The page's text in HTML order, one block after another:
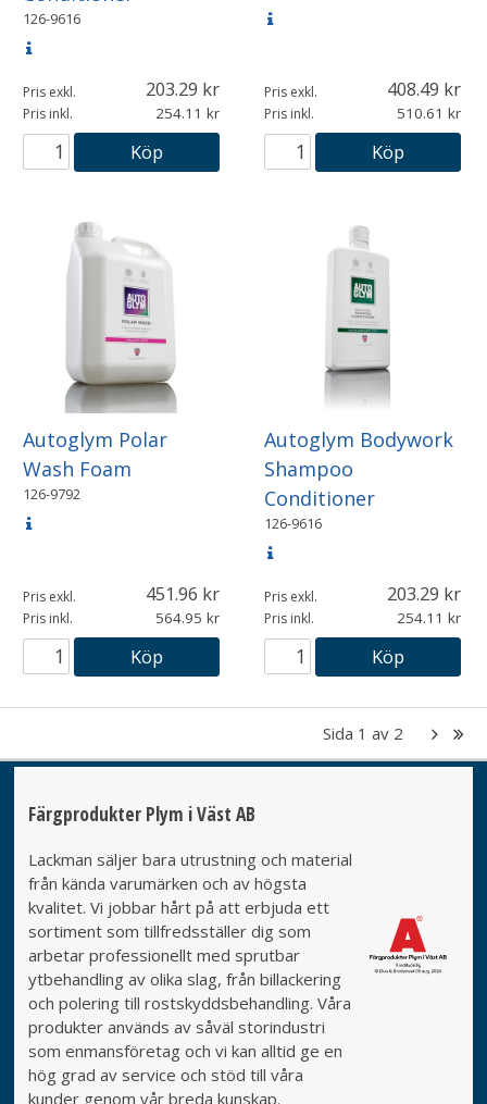
126-9616
Pris exkl. 203.29
Pris inkl. 254.11
Köp
Pris exkl. 408.49
Pris inkl. 510.61
Köp
Autoglym Polar
Wash Foam
126-9792
Pris exkl. 451.96
Pris inkl. 564.95
Köp
Autoglym Bodywork
Shampoo
Conditioner
126-9616
Pris exkl. 203.29
Pris inkl. 254.11
Köp
Sida 1 av 2
Färgprodukter Plym i Väst AB
Lackman säljer bara utrustning och material
från kända varumärken och av högsta
kvalitet. Vi jobbar hårt på att erbjuda ett
sortiment som tillfredsställer dig som
arbetar professionellt med sprutbar
ytbehandling av olika slag, från billackering
och polering till rostskyddsbehandling. Våra
produkter används av såväl storindustri
som enmansföretag och vi kan alltid ge en
hög grad av service och stöd till våra
kunder genom vår breda kunskap.